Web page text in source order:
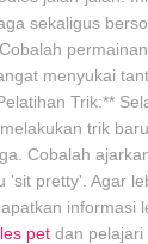
sekaligus
menyukai
Trik:**
trik
Cobalah
'sit pretty'. Agar
informasi
pet dan pelajari